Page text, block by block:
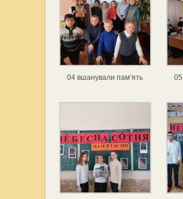
04 вшанували пам’ять